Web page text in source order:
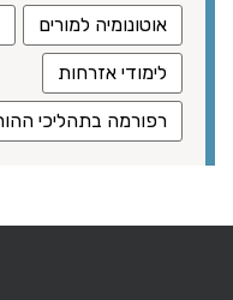
אוטונומיה למורים
לימודי אזרחות
רפורמה בתהליכי